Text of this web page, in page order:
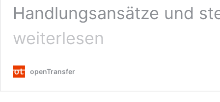
Handlungsansätze und
weiterlesen
openTransfer